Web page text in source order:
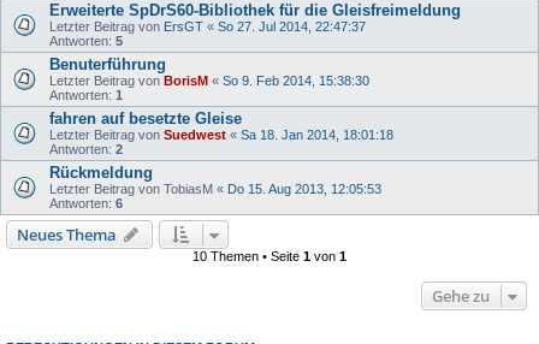
Erweiterte SpDrS60-Bibliothek für die Gleisfreimeldung
Letzter Beitrag von ErsGT « So 27. Jul 2014, 22:47:37
Antworten: 5
Benuterführung
Letzter Beitrag von BorisM « So 9. Feb 2014, 15:38:30
Antworten: 1
fahren auf besetzte Gleise
Letzter Beitrag von Suedwest « Sa 18. Jan 2014, 18:01:18
Antworten: 2
Rückmeldung
Letzter Beitrag von TobiasM « Do 15. Aug 2013, 12:05:53
Antworten: 6
Neues Thema
10 Themen • Seite 1 von 1
Gehe zu